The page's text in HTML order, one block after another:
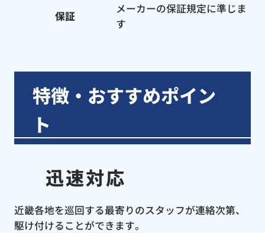
保証
メーカーの保証規定に準じま
す
特徴・おすすめポイン
ト
迅速対応
近畿各地を巡回する最寄りのスタッフが連絡次第、
駆け付けることができます。